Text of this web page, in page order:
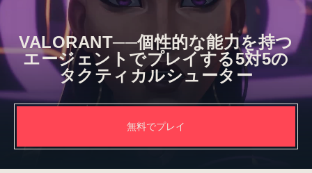
VALORANT──個性的な能力を持つ
エージェントでプレイする5対5の
タクティカルシューター
無料でプレイ